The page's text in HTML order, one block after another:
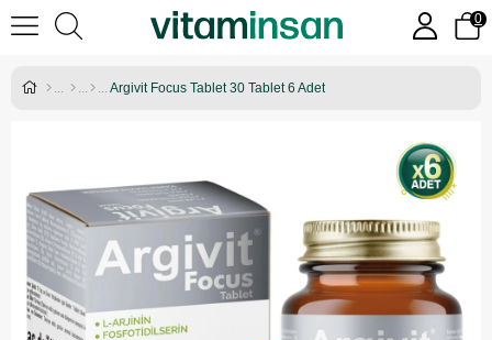
0
Argivit Focus Tablet 30 Tablet 6 Adet